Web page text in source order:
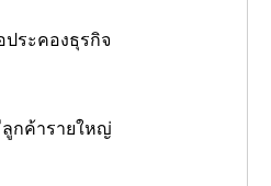
ประคองธุรกิจ
ลูกค้ารายใหญ่